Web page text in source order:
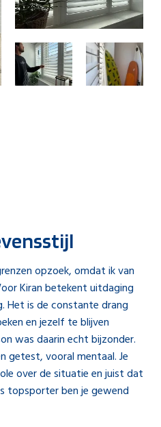
opzoek, omdat ik van
Kiran betekent uitdaging
Het is de constante drang
en jezelf te blijven
was daarin echt bijzonder.
getest, vooral mentaal. Je
over de situatie en juist dat
topsporter ben je gewend